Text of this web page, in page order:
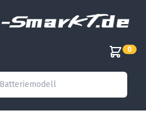
0